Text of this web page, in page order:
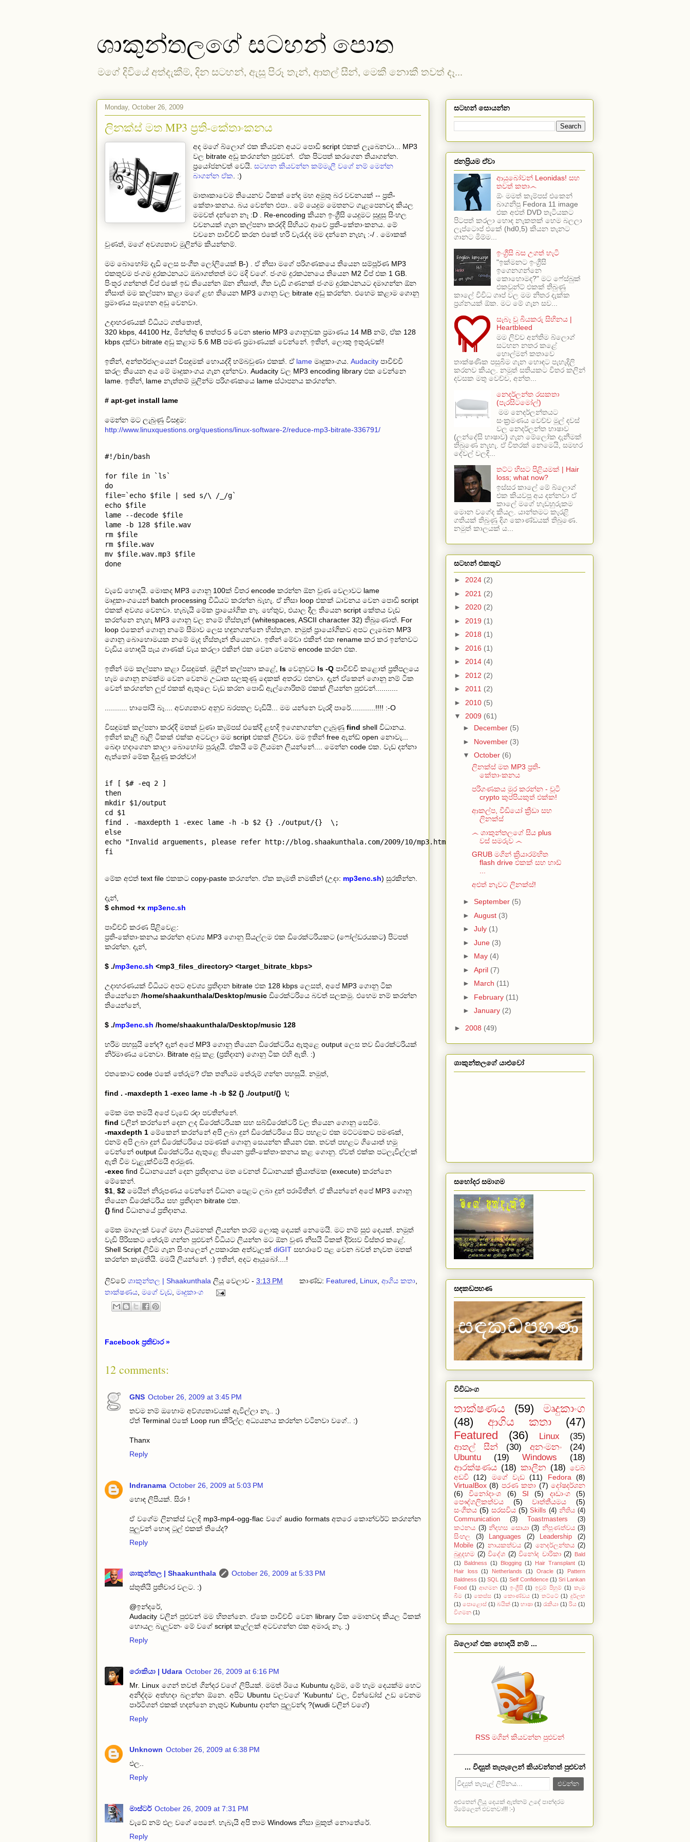
ශාකුන්තලගේ සටහන් පොත
මගේ දිවියේ අත්දැකීම්, දින සටහන්, ඇසූ පිරූ තැන්, ආතල් සීන්, මෙකී නොකී තවත් දෑ...
Monday, October 26, 2009
ලිනක්ස් මත MP3 ප්‍රති-කේතාංකනය
අද මගේ බ්ලොග් එක කියවන අයට පොඩි script එකක් ලැබෙනවා... MP3
වල bitrate අඩු කරගන්න පුළුවන්. ඒක පිටපත් කරගෙන තියාගන්න.
ප්‍රයෝජනවත් වෙයි. සටහන කියවන්න කම්මැලී වගේ නම් මෙන්න
බාගන්න ඒක . :)
මාතෘකාවෙම තියෙනව ටිකක් නේද මහ අමුතු බර වචනයක් -- ප්‍රති-
කේතාංකනය. බය වෙන්න එපා.. මේ යෙදුම මෙතනට ගැළපෙනවද කියල
මමවත් දන්නෙ නෑ :D . Re-encoding කියන ඉංග්‍රීසි යෙදුමට සුදුසු සිංහල
වචනයක් ගැන කල්පනා කරද්දි සිහියට ආවෙ ප්‍රති-කේතාංකනය. මේ
වචනෙ පාවිච්චි කරන එකේ හරි වැරැද්ද මම දන්නෙ නැහැ :-/ . මොකක්
වුණත්, මගේ අවශ්‍යතාව මුලින්ම කියන්නම්.
මම බොහෝම දැඩි ලෙස සංගීත ලෝලියෙක් B-) . ඒ නිසා මගේ පරිගණකයෙ තියෙන සම්පූර්ණ MP3
එකතුවම ජංගම දුරකථනයට ඔබාගත්තත් මට මදි වගේ. ජංගම දුරකථනයෙ තියෙන M2 චිප් එක 1 GB.
පිංතූර ගන්නත් චිප් එකේ ඉඩ තියෙන්න ඕන නිසාත්, ගීත වැඩි ගණනක් ජංගම දුරකථනයට දමාගන්න ඕන
නිසාත් මම කල්පනා කළා මගේ ළඟ තියෙන MP3 ගොනු වල bitrate අඩු කරන්න. එහෙම කළාම ගොනු
ප්‍රමාණය සෑහෙන අඩු වෙනවා.
උදාහරණයක් විධියට ගත්තොත්,
320 kbps, 44100 Hz, මින්ත්තු 6 තත්පර 5 වෙන sterio MP3 ගොනුවක ප්‍රමාණය 14 MB නම්, ඒක 128
kbps දක්වා bitrate අඩු කළාම 5.6 MB පමණ ප්‍රමාණයක් වෙන්නේ. ඉතින්, ලොකු ඉතුරුවක්!
ඉතින්, අන්තර්ජාලයෙන් විසඳුමක් හොයද්දි හම්බවුණා එකක්. ඒ lame මෘදුකාංගය. Audacity පාවිච්චි
කරල තියෙන අය මේ මෘදුකාංගය ගැන දන්නවා. Audacity වල MP3 encoding library එක වෙන්නෙ
lame. ඉතින්, lame නැත්තම් මුලින්ම පරිගණකයෙ lame ස්ථාපනය කරගන්න.
# apt-get install lame
මෙන්න මට ලැබුණු විසඳුම:
http://www.linuxquestions.org/questions/linux-software-2/reduce-mp3-bitrate-336791/
#!/bin/bash
for file in `ls`
do
file=`echo $file | sed s/\ /_/g`
echo $file
lame --decode $file
lame -b 128 $file.wav
rm $file
rm $file.wav
mv $file.wav.mp3 $file
done
වැඩේ හොඳයි. මොකද MP3 ගොනු 100ක් විතර encode කරන්න ඕන වුණ වෙලාවට lame
මෘදුකාංගයෙන් batch processing විධියට කරන්න බැහැ. ඒ නිසා loop එකක් ධාවනය වෙන පොඩි script
එකක් අවශ්‍ය වෙනවා. හැබැයි මේක ප්‍රායෝගික නෑ. හේතුව, එයාල දීල තියෙන script කේතය වැඩ
කරන්නෙ නැහැ MP3 ගොනු වල නමේ හිස්තැන් (whitespaces, ASCII character 32) තිබුණොත්. For
loop එකෙන් ගොනු නමේ සීමාව ලෙස හඳුනගන්නෙ හිස්තැන. නමුත් ප්‍රායෝගිකව අපට ලැබෙන MP3
ගොනු බොහොමයක නමේ මැද හිස්තැන් තියෙනවා. ඉතින් මේවා එකින් එක rename කර කර ඉන්නවට
වැඩිය හොඳයි පැය ගාණක් වැය කරලා එකින් එක වෙන වෙනම encode කරන එක.
ඉතින් මම කල්පනා කළා විසඳුමක්. මුලින් කල්පනා කළේ, ls වෙනුවට ls -Q පාවිච්චි කළොත් ප්‍රතිපලයෙ
හැම ගොනු නමක්ම වෙන වෙනම උධෘත සලකුණු දෙකක් අතරට එනවා. දැන් ඒකෙන් ගොනු නම් ටික
වෙන් කරගන්න ලූප් එකක් ඇතුලෙ වැඩ කරන පොඩි ඇල්ගොරිතම් එකක් ලියන්න පුළුවන්...........
........... හාපෝයි බෑ.... අවශ්‍යතාව අනුව බරපතල වැඩියි... මම යන්නෙ වැරදි පාරේ............!!!! :-O
විසඳුමක් කල්පනා කරද්දි මතක් වුණා කැම්පස් එකේදි ළඟදි ඉගෙනගන්න ලැබුණු find shell විධානය.
ඉතින් කෑලි බෑලි ටිකක් එක්ක අටවලා මම script එකක් ලිව්වා. මම ඉතින් free ඇන්ඩ් open නොවැ...
බෙදා හදාගෙන කාලා බොහෝම පුරුදුයි. ඒකයි මේ ලියමන ලියන්නේ.... මෙන්න code එක. වැඩ දන්නා
ඇත්තෝ මේක දියුණු කරත්වා!
if [ $# -eq 2 ]
then
mkdir $1/output
cd $1
find . -maxdepth 1 -exec lame -h -b $2 {} ./output/{}  \;
else
echo "Invalid arguements, please refer http://blog.shaakunthala.com/2009/10/mp3.html"
fi
මේක අළුත් text file එකකට copy-paste කරගන්න. ඒක කැමති නමකින් (උදා: mp3enc.sh) සුරකින්න.
දැන්,
$ chmod +x mp3enc.sh
පාවිච්චි කරණ පිළිවෙළ:
ප්‍රති-කේතාංකනය කරන්න අවශ්‍ය MP3 ගොනු සියල්ලම එක ඩිරෙක්ටරියකට (ෆෝල්ඩරයකට) පිටපත්
කරන්න. දැන්,
$ ./mp3enc.sh <mp3_files_directory> <target_bitrate_kbps>
උදාහරණයක් විධියට අපට අවශ්‍ය ප්‍රතිදාන bitrate එක 128 kbps ලෙසත්, අපේ MP3 ගොනු ටික
තියෙන්නෙ /home/shaakunthala/Desktop/music ඩිරෙක්ටරියෙ බවත් සලකමු. එහෙම නම් කරන්න
තියෙන්නේ,
$ ./mp3enc.sh /home/shaakunthala/Desktop/music 128
හරිම පහසුයි නේද? දැන් අපේ MP3 ගොනු තියෙන ඩිරෙක්ටරිය ඇතුළෙ output ලෙස තව ඩිරෙක්ටරියක්
නිර්මාණය වෙනවා. Bitrate අඩු කළ (ප්‍රතිදාන) ගොනු ටික එහි ඇති. :)
එතකොට code එකේ තේරුම? ඒක තනියම තේරුම් ගන්න පහසුයි. නමුත්,
find . -maxdepth 1 -exec lame -h -b $2 {} ./output/{} \;
මේක මත තමයි අපේ වැඩේ රඳා පවතින්නේ.
find වලින් කරන්නේ දෙන ලද ඩිරෙක්ටරියක සහ සබ්ඩිරෙක්ටරි වල තියෙන ගොනු සෙවීම.
-maxdepth 1 මේකෙන් කරන්නේ අපි ලබා දුන් ඩිරෙක්ටරියෙ සිට පහළට එක මට්ටමකට පමණක්,
එනම් අපි ලබා දුන් ඩිරෙක්ටරියෙ පමණක් ගොනු සෙයන්න කියන එක. තවත් පහළට ගියොත් හමු
වෙන්නේ output ඩිරෙක්ටරිය ඇතුළෙ තියෙන ප්‍රති-කේතාංකනය කළ ගොනු. ඒවත් එක්ක පටලැවිල්ලක්
ඇති වීම වැළැක්වීමයි අරමුණ.
-exec find විධානයෙන් දෙන ප්‍රතිදානය මත වෙනත් විධානයක් ක්‍රියාත්මක (execute) කරන්නෙ
මේකෙන්.
$1 $2 මෙයින් නිරූපණය වෙන්නේ විධාන පෙළට ලබා දුන් පරාමිතීන්. ඒ කියන්නේ අපේ MP3 ගොනු
තියෙන ඩිරෙක්ටරිය සහ ප්‍රතිදාන bitrate එක.
{}find විධානයේ ප්‍රතිදානය.
මේක මාගලක් වගේ මහා ලියමනක් ලියන්න තරම් ලොකු දෙයක් නෙමෙයි. මට නම් සුළු දෙයක්. නමුත්
වැඩි පිරිසකට තේරුම් ගන්න පුළුවන් විධියට ලියන්න මට ඕන වුණ නිසයි ටිකක් දීර්ඝව විස්තර කළේ.
Shell Script ලිවීම ගැන සිංහලෙන් උපකාරක අත්වැලක් diGIT සඟරාවේ පළ වෙන බවත් නැවත මතක්
කරන්න කැමතියි. මමයි ලියන්නේ. :) ඉතින්, අදට ආයුබෝ....!
ලිව්වේ ශාකුන්තල | Shaakunthala ලියූ වෙලාව - 3:13 PM කාණ්ඩ: Featured Linux ආගිය කතා
තාක්ෂණය මගේ වැඩ මෘදුකාංග
Facebook ප්‍රතිචාර »
12 comments:
GNS October 26, 2009 at 3:45 PM
තවම නම් ඔහොම අව්‍ශ්‍යතාවයක් ඇවිල්ලා නෑ.. ;)
ඒත් Terminal එකේ Loop run කිරිල්ල අධ්‍යයනය කරන්න වටිනවා වගේ.. :)
Thanx
Reply
Indranama October 26, 2009 at 5:03 PM
හොඳ ලිපියක්. සිරා !
ඒ වගේම ලිනක්ස් වලදි mp3-mp4-ogg-flac වගේ audio formats අතරෙ කොන්වර්ට් කරගන්න
පුලුවන් හොඳ ටූල් එකක් තියේද?
Reply
ශාකුන්තල | Shaakunthala
October 26, 2009 at 5:33 PM
ස්තුතියි ප්‍රතිචාර වලට. :)
@ඉන්දරේ,
Audacity වලින් පුළුවන් මම හිතන්නෙ. ඒකෙ පාවිච්චි වෙන library ටික මොනවද කියල ටිකක්
හොයල බැලුවනං මේ වගේ script කෑල්ලක් අටවගන්න එක අමාරු නෑ. ;)
Reply
රොකියා | Udara October 26, 2009 at 6:16 PM
Mr. Linux ගෙන් තවත් ගින්දර වගේ ලිපියක්. මමත් ඊයෙ Kubuntu දැම්ම, මේ හැම දෙයක්ම හෙට
අනිද්දම අත්හදා බලන්න ඕනෙ. අපිට Ubuntu වලවගේ 'Kubuntu' වල, වින්ඩෝස් උඩ වෙනම
පාර්ටිශන් එකක් හදන්නෙ නැතුව Kubuntu දාන්න පුලුවන්ද ?(wudi වලින් වගේ)
Reply
Unknown October 26, 2009 at 6:38 PM
එල..
Reply
මාස්ටර් October 26, 2009 at 7:31 PM
වැඩේ නම් එල වගේ පෙනේ. හැබැයි අපි තාම Windows නිසා මුකුත් නොතේරේ.
Reply
සටහන් සොයන්න
ජනප්‍රියම ඒවා
ආයුබෝවන් Leonidas! සහ
තවත් කතා෴
ඕං මමත් කැම්පස් එකෙන්
බාගනිපු Fedora 11 image
එක අළුත් DVD තැටියකට
පිටපත් කරලා හොඳ නැකතක් හෙම බලලා
ලැප්ටොප් එකේ (hd0,5) කියන තැනට
ගානට මිම්ම...
ඉංග්‍රීසි බස උගත් හැටි
"ඉක්මනට ඉංග්‍රීසි
ඉගෙනගන්නෙ
කොහොමද?" මට ෆේස්බුක්
එකවුන්ට් එකක් තිබුණු
කාලේ විවිධ ගෘප් වල මම නිතර දැක්ක
ප්‍රශ්නයක් ඕක. මට මේ ගැන සව...
සැබෑ වූ බියකරු සිහිනය |
Heartbleed
මම ලිව්ව අන්තිම බ්ලොග්
සටහන නතර කළේ
හොල්මන් කතාවෙ
තාක්ෂණික පසුබිම ගැන හොඳට පැහැදිලි
කරනව කියල. නමුත් සතියකට විතර කලින්
දවසක මතු වෙච්ච, අන්ත...
නෙදර්ලන්ත රසකතා
(පැරසිටමෝල්)
මම නෙදර්ලන්තයට
සංක්‍රමණය වෙච්ච මුල් දවස්
වල නෙදර්ලන්ත භාෂාව
(ලන්දේසි භාෂාව) ගැන මේලෝක දැනීමක්
තිබුණෙ නැහැ. ඒ විතරක් නෙමෙයි, සමහර
දේවල් වලදි...
තට්ට හිසට පිළියමක් | Hair
loss; what now?
ඉස්සර කාලේ මේ බ්ලොග්
එක කියවපු අය දන්නවා ඒ
කාලේ මගේ හැඩහුරුකම
මොන වගේද කියල. යාන්තමට කැරළි
ගතියක් තිබුණු දිග කොණ්ඩයක් තිබුණෙ.
නමුත් කාලයක් ය...
සටහන් එකතුව
► 2024 (2)
► 2021 (2)
► 2020 (2)
► 2019 (1)
► 2018 (1)
► 2016 (1)
► 2014 (4)
► 2012 (2)
► 2011 (2)
► 2010 (5)
▼ 2009 (61)
► December (5)
► November (3)
▼ October (6)
ලිනක්ස් මත MP3 ප්‍රති-
කේතාංකනය
පරිගණකය මුර කරන්න - චූටි
crypto කුප්පියකුත් එක්ක!
ආකල්ප, වීඩියෝ ක්‍රීඩා සහ
ලිනක්ස්
෴ ශාකුන්තලගේ සිය plus
වස් සමරුව ෴
GRUB මගින් ක්‍රියාරම්භිත
flash drive එකක් සහ හාඩ්
අළුත් නැවට ලිනක්ස්!
► September (5)
► August (3)
► July (1)
► June (3)
► May (4)
► April (7)
► March (11)
► February (11)
► January (2)
► 2008 (49)
ශාකුන්තලගේ යාළුවෝ
සහෝදර සමාගම
සඳකඩපහණ
විවිධාංග
තාක්ෂණය (59)
මෘදුකාංග
(48)
ආගිය කතා
(47)
Featured
(36) Linux
(35)
ආතල් සීන්
(30) අනංමනං
(24)
Ubuntu
(19) Windows
(18)
ආරක්ෂණය (18) කාලීන (18) වෙබ්
අඩවි (12) මගේ වැඩ (11) Fedora
(8)
VirtualBox (8) පරණ කතා (7) දෝෂදර්ශන
(6)
විනෝදාංශ (6) SI (5) දෘඩාංග
(5)
පෞද්ගලිකත්වය
(5) වෘත්තීයමය
(5)
සංගීතය (5) සරසවිය (5) Skills (4) නීතිය (4)
Communication
(3) Toastmasters
(3)
කථනය (3) නිදහස සොයා (3) නිපුණත්වය (3)
සිංහල
(3) Languages (2) Leadership
(2)
Mobile (2) නායකත්වය (2) නෙදර්ලන්තය (2)
බුදුදහම (2) විදේශ (2) විනෝද චාරිකා (2) Bald
(1)
Baldness (1) Blogging (1) Hair Transplant (1)
Hair loss
(1) Netherlands (1) Oracle (1)
Pattern
Baldness (1) SQL (1) Self Confidence (1) Sri Lankan
Food (1) ආගමන (1) ඉංග්‍රීසි (1) ඉවුම් පිහුම් (1) කෑම
බීම (1) කෙස්ස (1) කොණ්ඩය (1) තට්ටේ (1) දුර්ලභ
(1) පොළොස් (1) බයික් (1) භාෂා (1) රැකියා (1) රිය (1)
විගමන (1)
බ්ලොග් එක හොඳයි නම් ...
RSS මගින් කියවන්න පුළුවන්
... විද්‍යුත් තැපෑලෙන් කියවන්නත් පුළුවන්
අළුතෙන් ලියූ දෙයක් ඇත්නම් උදේ පාන්දරම
ඊමේලෙන් එවනවා!!! :-)